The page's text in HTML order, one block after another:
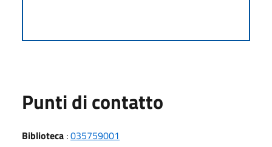
Punti di contatto
Biblioteca :035759001